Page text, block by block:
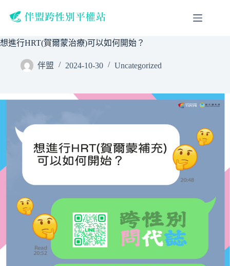
要
想進行HRT(賀爾蒙治療)可以如何開始？
伴盟 2024-10-30 Uncategorized